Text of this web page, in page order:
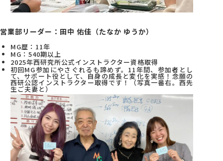
営業部リーダー：田中 佑佳（たなか ゆうか）
MG歴：11年
MG：540期以上
2025年西研究所公式インストラクター資格取得
初回MG参加にやさぐれるも諦めず。11年間、参加者とし
て、サポート役として、自身の成長と変化を実感！念願の
西研公認インストラクター取得です！（写真一番右。西先
生ご夫妻と）